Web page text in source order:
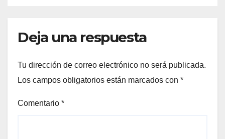
Deja una respuesta
Tu dirección de correo electrónico no será publicada.
Los campos obligatorios están marcados con *
Comentario *